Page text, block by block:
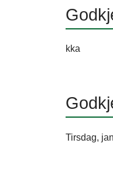
M
M
kka
Tirsdag,